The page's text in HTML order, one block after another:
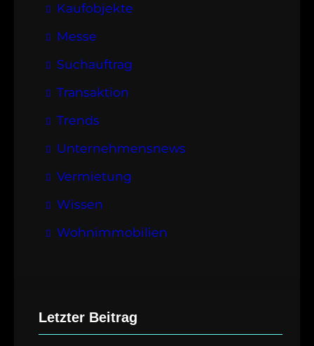
Kaufobjekte
Messe
Suchauftrag
Transaktion
Trends
Unternehmensnews
Vermietung
Wissen
Wohnimmobilien
Letzter Beitrag